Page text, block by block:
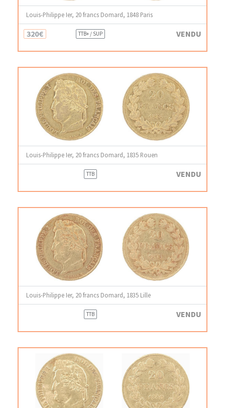
Louis-Philippe Ier, 20 francs Domard, 1848 Paris
320€ TTB+ / SUP VENDU
Louis-Philippe Ier, 20 francs Domard, 1835 Rouen
TTB VENDU
Louis-Philippe Ier, 20 francs Domard, 1835 Lille
TTB VENDU